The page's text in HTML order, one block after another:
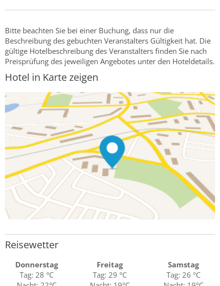
Bitte beachten Sie bei einer Buchung, dass nur die
Beschreibung des gebuchten Veranstalters Gültigkeit hat. Die
gültige Hotelbeschreibung des Veranstalters finden Sie nach
Preisprüfung des jeweiligen Angebotes unter den Hoteldetails.
Hotel in Karte zeigen
Reisewetter
Donnerstag
Tag: 28 °C
Freitag
Tag: 29 °C
Samstag
Tag: 26 °C